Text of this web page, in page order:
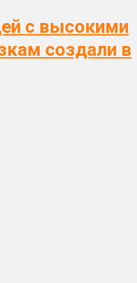
с высокими
создали в